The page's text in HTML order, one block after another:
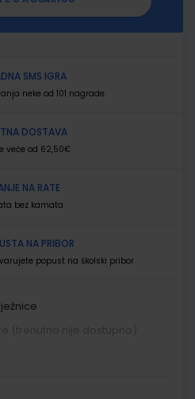
SMS IGRA
neke od 101 nagrade
DOSTAVA
veće od 62,50€
NA RATE
bez kamata
NA PRIBOR
popust na školski pribor